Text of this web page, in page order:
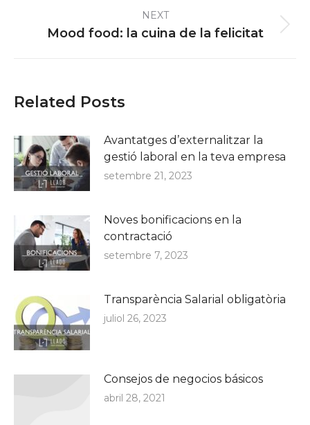
NEXT
Next
Mood food: la cuina de la felicitat
Related Posts
Avantatges d’externalitzar la
gestió laboral en la teva empresa
setembre 21, 2023
Noves bonificacions en la
contractació
setembre 7, 2023
Transparència Salarial obligatòria
juliol 26, 2023
Consejos de negocios básicos
abril 28, 2021